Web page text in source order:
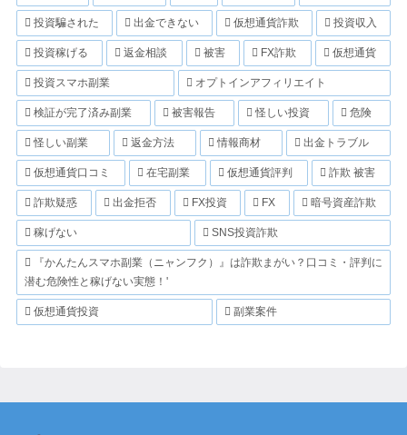
投資騙された 出金できない 仮想通貨詐欺 投資収入
投資稼げる 返金相談 被害 FX詐欺 仮想通貨
投資スマホ副業 オプトインアフィリエイト
検証が完了済み副業 被害報告 怪しい投資 危険
怪しい副業 返金方法 情報商材 出金トラブル
仮想通貨口コミ 在宅副業 仮想通貨評判 詐欺 被害
詐欺疑惑 出金拒否 FX投資 FX 暗号資産詐欺
稼げない SNS投資詐欺
『かんたんスマホ副業（ニャンフク）』は詐欺まがい？口コミ・評判に
潜む危険性と稼げない実態！'
仮想通貨投資 副業案件